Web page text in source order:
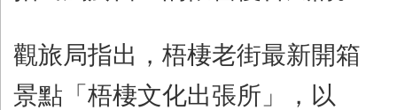
觀旅局指出，梧棲老街最新開箱
景點「梧棲文化出張所」，以